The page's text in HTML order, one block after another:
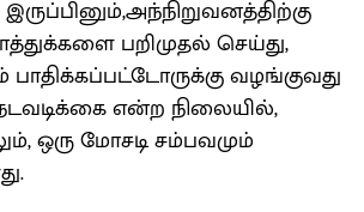
இருப்பினும்,அந்நிறுவனத்திற்கு
பறிமுதல் செய்து,
வழங்குவது
என்ற நிலையில்,
ஒரு மோசடி சம்பவமும்